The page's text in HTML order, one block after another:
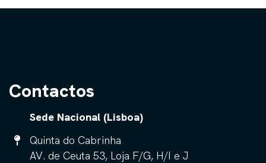
Contactos
Sede Nacional (Lisboa)
Quinta do Cabrinha
AV. de Ceuta 53, Loja F/G, H/I e J